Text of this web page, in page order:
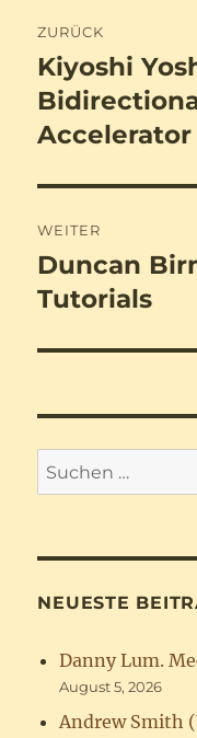
ZURÜCK
Vorheriger
Beitrag:
Kiyoshi
Accelerator
WEITER
Nächster
Beitrag:
Duncan
Tutorials
Suchen
nach:
NEUESTE
Danny Lum.
August 5, 2026
Andrew Smith